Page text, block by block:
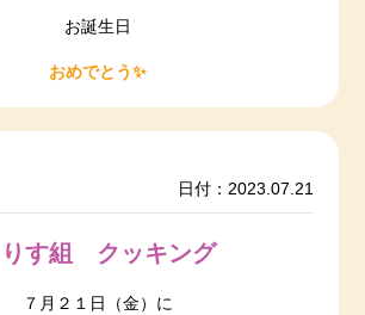
お誕生日
おめでとう✨
日付：2023.07.21
りす組 クッキング
７月２１日（金）に